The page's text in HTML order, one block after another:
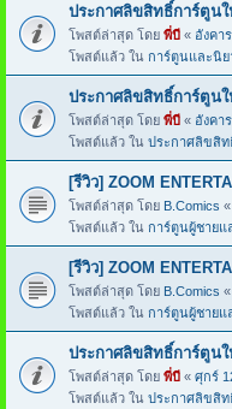
ประกาศลิขสิทธิ์การ์ตูนใ
โพสต์ล่าสุด โดย พี่บี « อังคา
โพสต์แล้ว ใน การ์ตูนและนิย
ประกาศลิขสิทธิ์การ์ตูนใ
โพสต์ล่าสุด โดย พี่บี « อังคา
โพสต์แล้ว ใน ประกาศลิขสิท
[รีวิว] ZOOM
โพสต์ล่าสุด โดย B.Comics «
โพสต์แล้ว ใน การ์ตูนผู้ชาย
[รีวิว] ZOOM
โพสต์ล่าสุด โดย B.Comics «
โพสต์แล้ว ใน การ์ตูนผู้ชาย
ประกาศลิขสิทธิ์การ์ตูนใ
โพสต์ล่าสุด โดย พี่บี « ศุกร์
โพสต์แล้ว ใน ประกาศลิขสิท